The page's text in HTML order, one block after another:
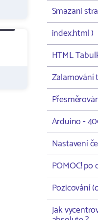
Smazani
index.html )
HTML
Zalamování
Arduino -
Nastavení
POMOC! po
Pozicování
Jak